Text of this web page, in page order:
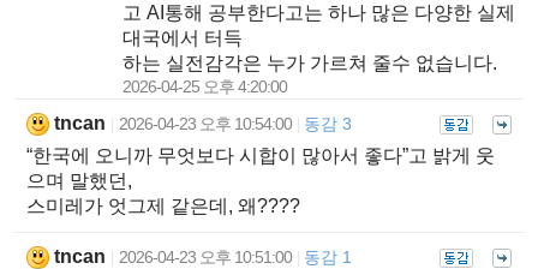
고 AI통해 공부한다고는 하나 많은 다양한 실제
대국에서 터득
하는 실전감각은 누가 가르쳐 줄수 없습니다.
2026-04-25 오후 4:20:00
tncan 2026-04-23 오후 10:54:00 동감 3
“한국에 오니까 무엇보다 시합이 많아서 좋다”고 밝게 웃
으며 말했던,
스미레가 엇그제 같은데, 왜????
tncan 2026-04-23 오후 10:51:00 동감 1